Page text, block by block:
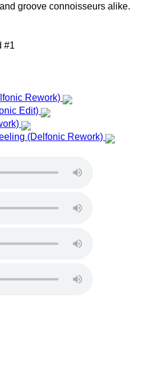
groove connoisseurs alike.
#1
Rework)
Edit)
(Delfonic Rework)